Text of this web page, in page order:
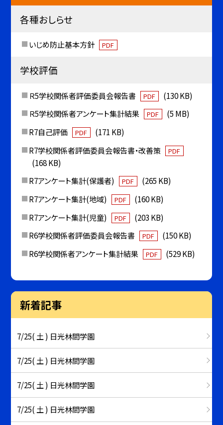
各種おしらせ
いじめ防止基本方針 PDF
学校評価
Ｒ5学校関係者評価委員会報告書 PDF
(130 KB)
Ｒ5学校関係者アンケート集計結果
PDF
(5 MB)
R7自己評価
PDF
(171 KB)
R7学校関係者評価委員会報告書・改善策
PDF
(168 KB)
R7アンケート集計(保護者)
PDF
(265 KB)
R7アンケート集計(地域)
PDF
(160 KB)
R7アンケート集計(児童)
PDF
(203 KB)
R6学校関係者評価委員会報告書
PDF
(150 KB)
R6学校関係者アンケート集計結果
PDF (529 KB)
新着記事
7/25( 土 ) 日光林間学園
7/25( 土 ) 日光林間学園
7/25( 土 ) 日光林間学園
7/25( 土 ) 日光林間学園